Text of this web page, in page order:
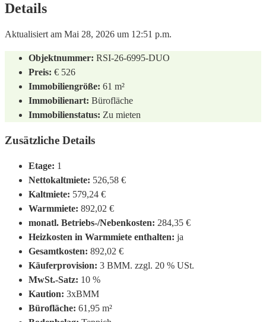
Details
Aktualisiert am Mai 28, 2026 um 12:51 p.m.
Objektnummer: RSI-26-6995-DUO
Preis: € 526
Immobiliengröße: 61 m²
Immobilienart: Bürofläche
Immobilienstatus: Zu mieten
Zusätzliche Details
Etage: 1
Nettokaltmiete: 526,58 €
Kaltmiete: 579,24 €
Warmmiete: 892,02 €
monatl. Betriebs-/Nebenkosten: 284,35 €
Heizkosten in Warmmiete enthalten: ja
Gesamtkosten: 892,02 €
Käuferprovision: 3 BMM. zzgl. 20 % USt.
MwSt.-Satz: 10 %
Kaution: 3xBMM
Bürofläche: 61,95 m²